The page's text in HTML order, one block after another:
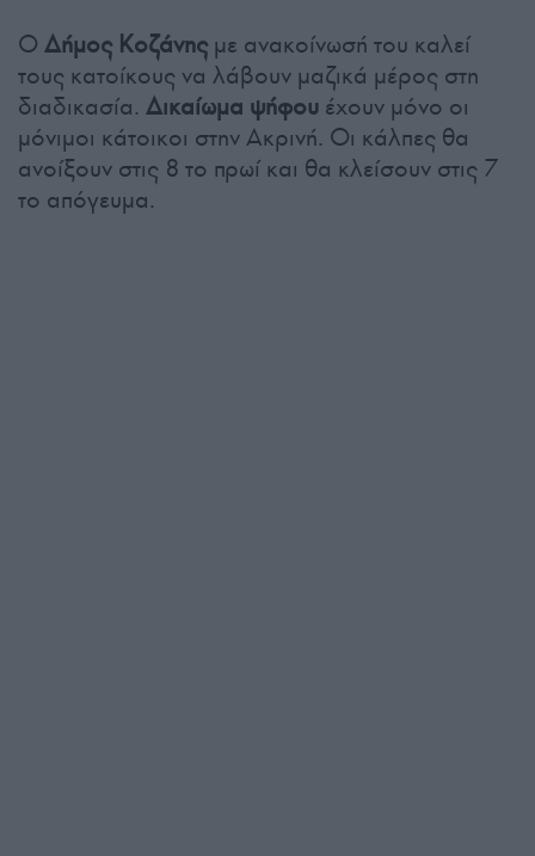
Ο Δήμος Κοζάνηςμε ανακοίνωσή του καλεί
τους κατοίκους να λάβουν μαζικά μέρος στη
διαδικασία. Δικαίωμα ψήφου έχουν μόνο οι
μόνιμοι κάτοικοι στην Ακρινή. Οι κάλπες θα
ανοίξουν στις 8 το πρωί και θα κλείσουν στις 7
το απόγευμα.